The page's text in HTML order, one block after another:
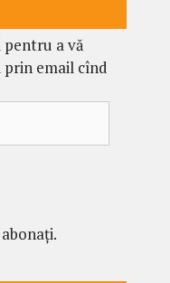
a vă
email cînd